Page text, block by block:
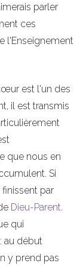
parler
ces
l'Enseignement
est l'un des
il est transmis
que nous en
Si
par
Dieu-Parent.
qui
au début
y prend pas